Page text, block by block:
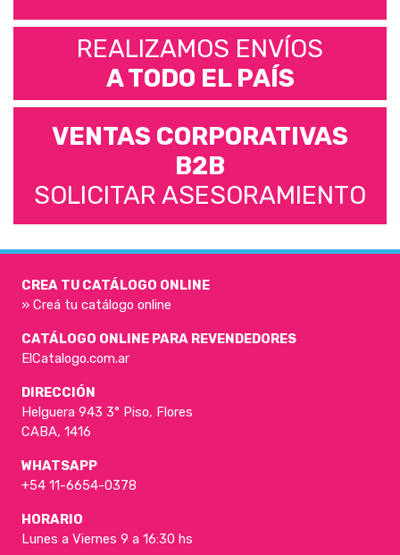
REALIZAMOS ENVÍOS
A TODO EL PAÍS
VENTAS CORPORATIVAS
B2B
SOLICITAR ASESORAMIENTO
CREA TU CATÁLOGO ONLINE
» Creá tu catálogo online
CATÁLOGO ONLINE PARA REVENDEDORES
ElCatalogo.com.ar
DIRECCIÓN
Helguera 943 3° Piso, Flores
CABA, 1416
WHATSAPP
+54 11-6654-0378
HORARIO
Lunes a Viernes 9 a 16:30 hs